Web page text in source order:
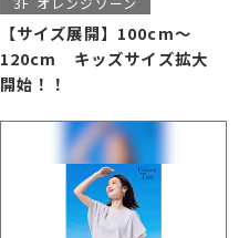
【サイズ展開】100cm～
120cm キッズサイズ拡大
開始！！